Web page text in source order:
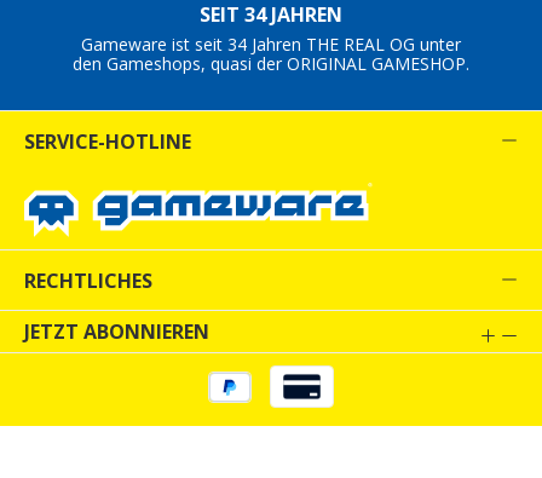
SEIT 34 JAHREN
Gameware ist seit 34 Jahren THE REAL OG unter
den Gameshops, quasi der ORIGINAL GAMESHOP.
SERVICE-HOTLINE
RECHTLICHES
JETZT ABONNIEREN